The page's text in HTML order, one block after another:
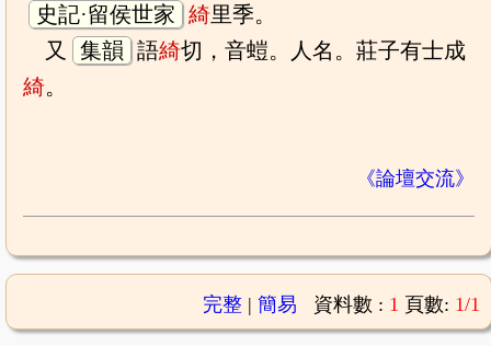
史記·留侯世家 綺里季。
又
集韻 語綺切，音螘。人名。莊子有士成
綺。
《論壇交流》
完整| 簡易 資料數 : 1 頁數: 1/1